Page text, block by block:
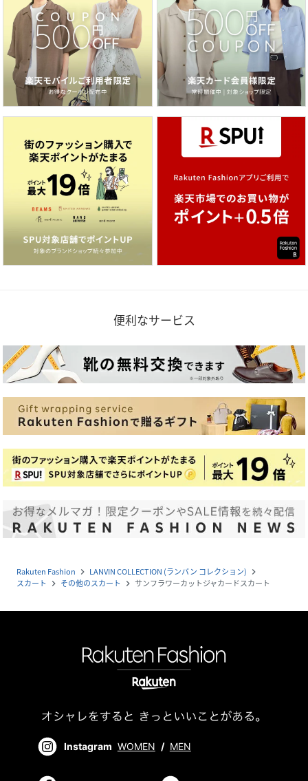
便利なサービス
Rakuten Fashion navigate_next LANVIN COLLECTION (ランバン コレクション) navigate_next
スカート navigate_next その他のスカート navigate_next サンフラワーカットジャカードスカート
Instagram WOMEN / MEN